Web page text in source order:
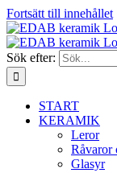
Fortsätt till innehållet
Sök efter:
START
KERAMIK
Leror
Råvaror
Glasyr